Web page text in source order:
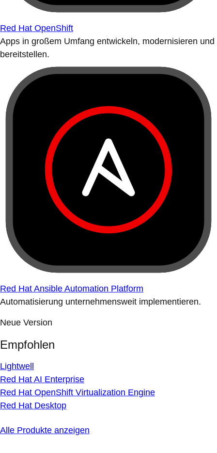
Red Hat OpenShift
Apps in großem Umfang entwickeln, modernisieren und
bereitstellen.
Red Hat Ansible Automation Platform
Automatisierung unternehmensweit implementieren.
Neue Version
Empfohlen
Lightwell
Red Hat AI Enterprise
Red Hat OpenShift Virtualization Engine
Red Hat Desktop
Alle Produkte anzeigen